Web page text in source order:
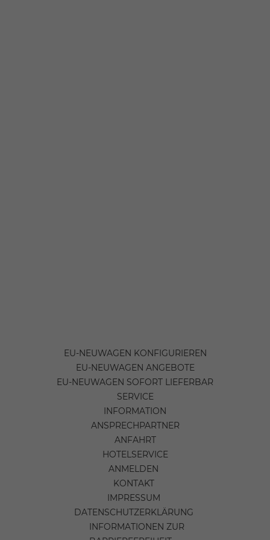
EU-NEUWAGEN KONFIGURIEREN
EU-NEUWAGEN ANGEBOTE
EU-NEUWAGEN SOFORT LIEFERBAR
SERVICE
INFORMATION
ANSPRECHPARTNER
ANFAHRT
HOTELSERVICE
ANMELDEN
KONTAKT
IMPRESSUM
DATENSCHUTZERKLÄRUNG
INFORMATIONEN ZUR